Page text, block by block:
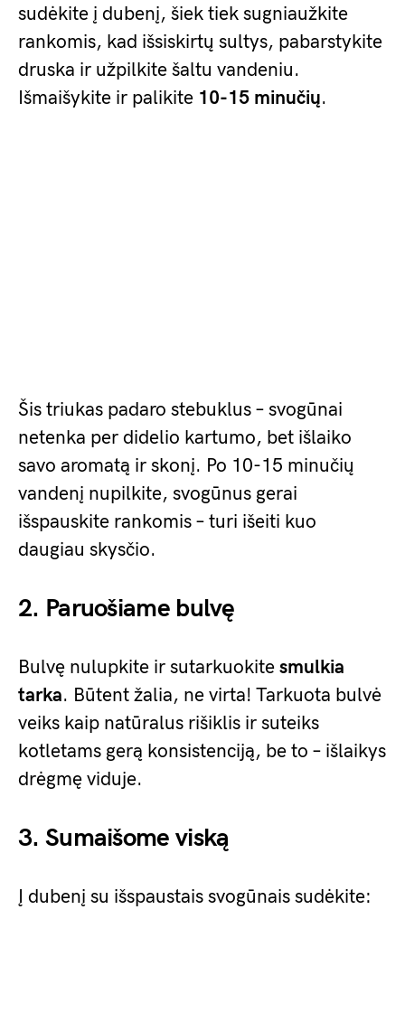
sudėkite į dubenį, šiek tiek sugniaužkite
rankomis, kad išsiskirtų sultys, pabarstykite
druska ir užpilkite šaltu vandeniu.
Išmaišykite ir palikite 10-15 minučių.
Šis triukas padaro stebuklus – svogūnai
netenka per didelio kartumo, bet išlaiko
savo aromatą ir skonį. Po 10-15 minučių
vandenį nupilkite, svogūnus gerai
išspauskite rankomis – turi išeiti kuo
daugiau skysčio.
2. Paruošiame bulvę
Bulvę nulupkite ir sutarkuokite smulkia
tarka. Būtent žalia, ne virta! Tarkuota bulvė
veiks kaip natūralus rišiklis ir suteiks
kotletams gerą konsistenciją, be to – išlaikys
drėgmę viduje.
3. Sumaišome viską
Į dubenį su išspaustais svogūnais sudėkite: